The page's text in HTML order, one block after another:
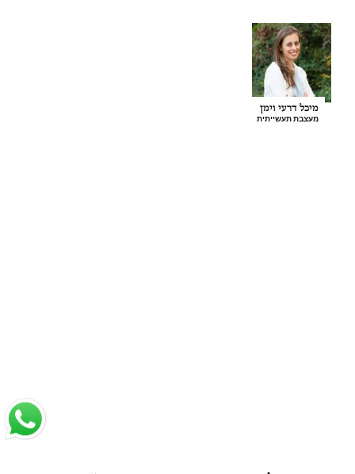
מיכל דרעי וימן
מעצבת תעשייתית